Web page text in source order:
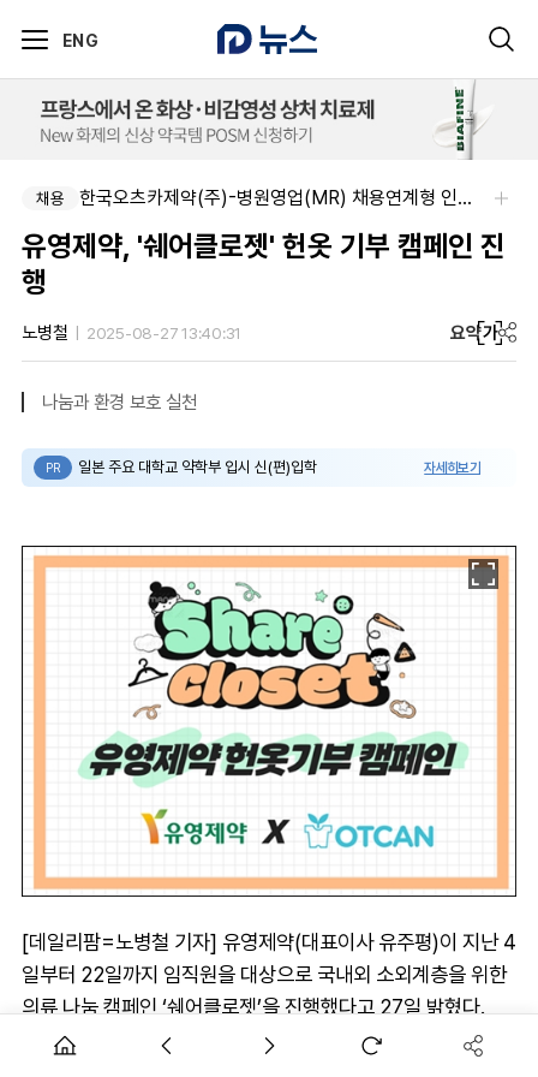
ENG
채용 한국오츠카제약(주)-병원영업(MR) 채용연계형 인턴(신입사원) 모집 공고
유영제약, '쉐어클로젯' 헌옷 기부 캠페인 진
행
노병철 2025-08-27 13:40:31 요약가
나눔과 환경 보호 실천
PR 일본 주요 대학교 약학부 입시 신(편)입학 자세히보기
[데일리팜=노병철 기자] 유영제약(대표이사 유주평)이 지난 4
일부터 22일까지 임직원을 대상으로 국내외 소외계층을 위한
의류 나눔 캠페인 ‘쉐어클로젯’을 진행했다고 27일 밝혔다.